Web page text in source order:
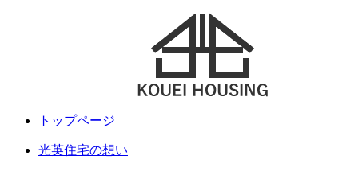
トップページ
光英住宅の想い